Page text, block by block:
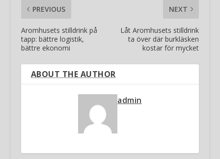
PREVIOUS
Aromhusets stilldrink på
tapp: bättre logistik,
bättre ekonomi
NEXT
Låt Aromhusets stilldrink
ta över där burkläsken
kostar för mycket
ABOUT THE AUTHOR
admin